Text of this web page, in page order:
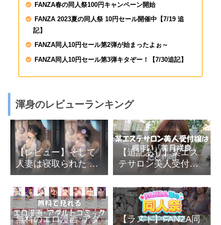
FANZA春の同人祭100円キャンペーン開始
FANZA 2023夏の同人祭 10円セール開催中【7/19 追
記】
FANZA同人10円セール第2弾が始まったよぉ～
FANZA同人10円セール第3弾キタぞー！【7/30追記】
渾身のレビューランキング
【レビュー】そして
人妻は寝取られた by
あらくれ
【追記あり】某エス
テサロン美人受付嬢
は『楓まい』『美月
咲良』『弓川由理
亜』と判明
無料のエロ漫画･アダ 【ラスト】FANZA同